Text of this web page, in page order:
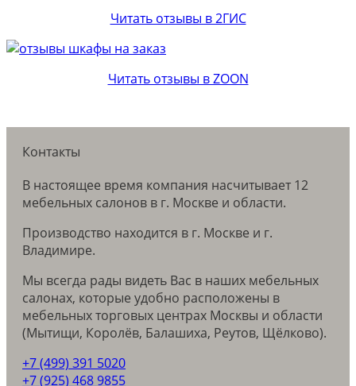
Читать отзывы в 2ГИС
Читать отзывы в ZOON
Контакты
В настоящее время компания насчитывает 12
мебельных салонов в г. Москве и области.
Производство находится в г. Москве и г.
Владимире.
Мы всегда рады видеть Вас в наших мебельных
салонах, которые удобно расположены в
мебельных торговых центрах Москвы и области
(Мытищи, Королёв, Балашиха, Реутов, Щёлково).
+7 (499) 391 5020
+7 (925) 468 9855